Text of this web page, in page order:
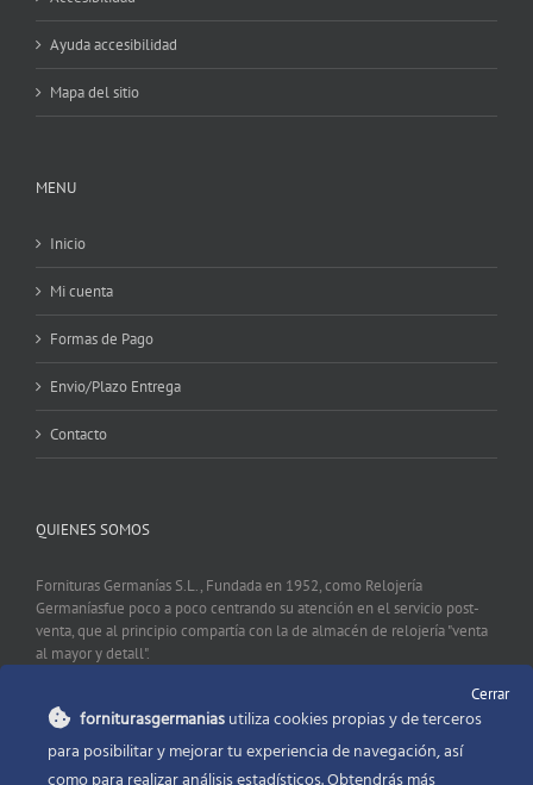
Ayuda accesibilidad
Mapa del sitio
MENU
Inicio
Mi cuenta
Formas de Pago
Envio/Plazo Entrega
Contacto
QUIENES SOMOS
Fornituras Germanías S.L., Fundada en 1952, como Relojería
Germaníasfue poco a poco centrando su atención en el servicio post-
venta, que al principio compartía con la de almacén de relojería "venta
al mayor y detall".
CONTACTO
Cerrar
forniturasgermaniasutiliza cookies propias y de terceros
para posibilitar y mejorar tu experiencia de navegación, así